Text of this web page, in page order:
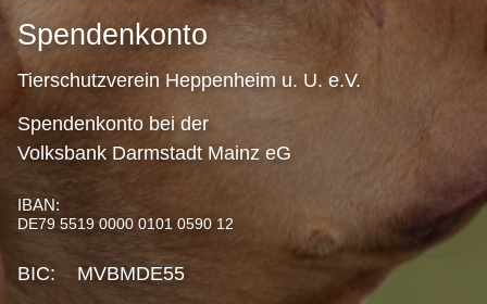
Spendenkonto
Tierschutzverein Heppenheim u. U. e.V.
Spendenkonto bei der
Volksbank Darmstadt Mainz eG
IBAN:
DE79 5519 0000 0101 0590 12
BIC: MVBMDE55